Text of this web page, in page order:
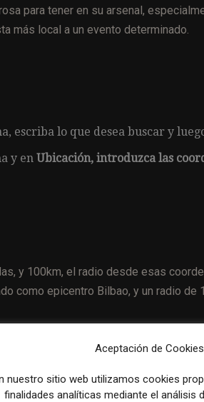
para tener en su arsenal,
más local a un evento determinado.
escriba lo que desea buscar y
y en Ubicación, introduzca las
y 100km, el radio desde esas
como epicentro Bilbao, y un radio de
Aceptación de Cookies
nuestro sitio web utilizamos cookies
finalidades analíticas mediante el análisis